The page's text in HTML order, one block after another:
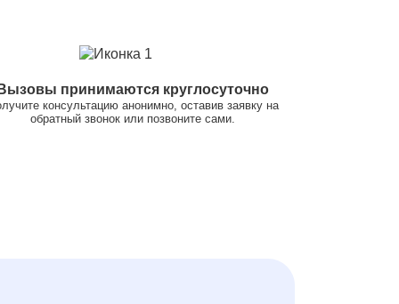
принимаются круглосуточно
консультацию анонимно, оставив заявку на
обратный звонок или позвоните сами.